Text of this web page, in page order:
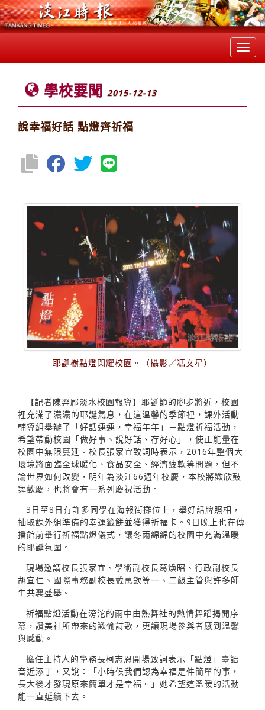
學校要聞 2015-12-13
說幸福好話 點燈齊祈福
耶誕樹點燈閃耀校園。（攝影／馮文星）
【記者陳羿郿淡水校園報導】耶誕節的腳步將近，校園
裡充滿了濃濃的耶誕氣息，在這溫馨的季節裡，課外活動
輔導組舉辦了「好話連連，幸福年年」－點燈祈福活動，
希望帶動校園「做好事、說好話、存好心」，使正能量在
校園中無限蔓延。校長張家宜致詞時表示，2016年整個大
環境將面臨全球暖化、食品安全、經濟疲軟等問題，但不
論世界如何改變，明年為淡江66週年校慶，本校將歡欣鼓
舞歡慶，也將會有一系列慶祝活動。
3日至8日有許多同學在海報街攤位上，舉好話牌照相，
抽取課外組準備的幸運籤餅並獲得祈福卡。9日晚上也在傳
播館前舉行祈福點燈儀式，讓冬雨綿綿的校園中充滿溫暖
的耶誕氛圍。
現場邀請校長張家宜、學術副校長葛煥昭、行政副校長
胡宜仁、國際事務副校長戴萬欽等一、二級主管與許多師
生共襄盛舉。
祈福點燈活動在滂沱的雨中由熱舞社的熱情舞蹈揭開序
幕，讚美社所帶來的歡愉詩歌，更讓現場參與者感到溫馨
與感動。
擔任主持人的學務長柯志恩開場致詞表示「點燈」臺語
音近添丁，又說：「小時候我們認為幸福是件簡單的事，
長大後才發現原來簡單才是幸福。」她希望這溫暖的活動
能一直延續下去。